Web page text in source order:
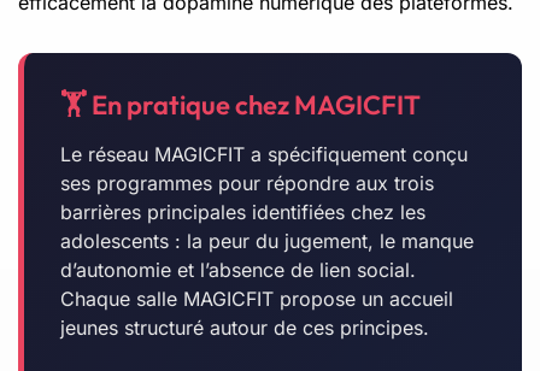
🏋️ En pratique chez MAGICFIT
Le réseau MAGICFIT a spécifiquement conçu
ses programmes pour répondre aux trois
barrières principales identifiées chez les
adolescents : la peur du jugement, le manque
d’autonomie et l’absence de lien social.
Chaque salle MAGICFIT propose un accueil
jeunes structuré autour de ces principes.